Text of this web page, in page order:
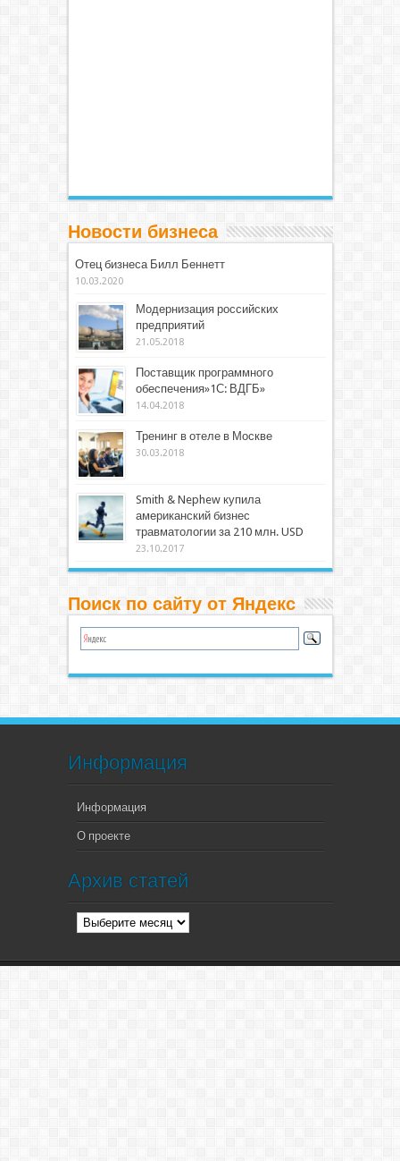
Новости бизнеса
Отец бизнеса Билл Беннетт
10.03.2020
Модернизация российских
предприятий
21.05.2018
Поставщик программного
обеспечения»1С: ВДГБ»
14.04.2018
Тренинг в отеле в Москве
30.03.2018
Smith & Nephew купила
американский бизнес
травматологии за 210 млн. USD
23.10.2017
Поиск по сайту от Яндекс
Информация
Информация
О проекте
Архив статей
Архив
статей